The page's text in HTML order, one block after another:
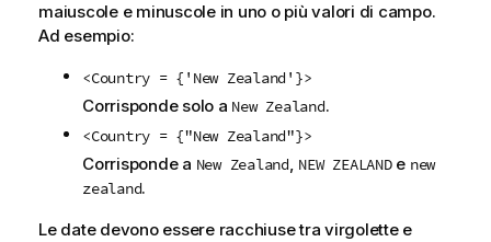
maiuscole e minuscole in uno o più valori di campo.
Ad esempio:
<Country = {'New Zealand'}>
Corrisponde solo a New Zealand.
<Country = {"New Zealand"}>
Corrisponde a New Zealand NEW ZEALANDe new
zealand.
Le date devono essere racchiuse tra virgolette e